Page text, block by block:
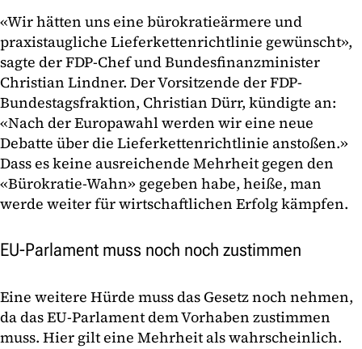
«Wir hätten uns eine bürokratieärmere und
praxistaugliche Lieferkettenrichtlinie gewünscht»,
sagte der FDP-Chef und Bundesfinanzminister
Christian Lindner. Der Vorsitzende der FDP-
Bundestagsfraktion, Christian Dürr, kündigte an:
«Nach der Europawahl werden wir eine neue
Debatte über die Lieferkettenrichtlinie anstoßen.»
Dass es keine ausreichende Mehrheit gegen den
«Bürokratie-Wahn» gegeben habe, heiße, man
werde weiter für wirtschaftlichen Erfolg kämpfen.
EU-Parlament muss noch noch zustimmen
Eine weitere Hürde muss das Gesetz noch nehmen,
da das EU-Parlament dem Vorhaben zustimmen
muss. Hier gilt eine Mehrheit als wahrscheinlich.